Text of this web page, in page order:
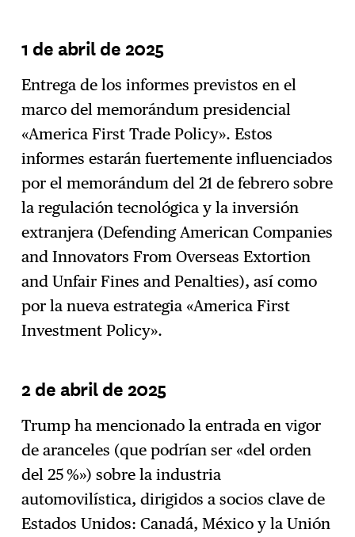
1 de abril de 2025
Entrega de los informes previstos en el
marco del memorándum presidencial
«America First Trade Policy». Estos
informes estarán fuertemente influenciados
por el memorándum del 21 de febrero sobre
la regulación tecnológica y la inversión
extranjera (Defending American Companies
and Innovators From Overseas Extortion
and Unfair Fines and Penalties), así como
por la nueva estrategia «America First
Investment Policy».
2 de abril de 2025
Trump ha mencionado la entrada en vigor
de aranceles (que podrían ser «del orden
del 25 %») sobre la industria
automovilística, dirigidos a socios clave de
Estados Unidos: Canadá, México y la Unión